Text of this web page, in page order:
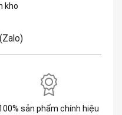
kho
(Zalo)
sản phẩm chính hiệu